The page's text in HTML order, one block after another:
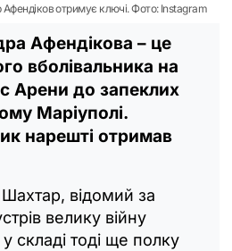
отримує ключі. Фото: Instagram
Афендікова – це
вболівальника на
Арени до запеклих
Маріуполі.
нарешті отримав
відомий за
велику війну
складі тоді ще полку